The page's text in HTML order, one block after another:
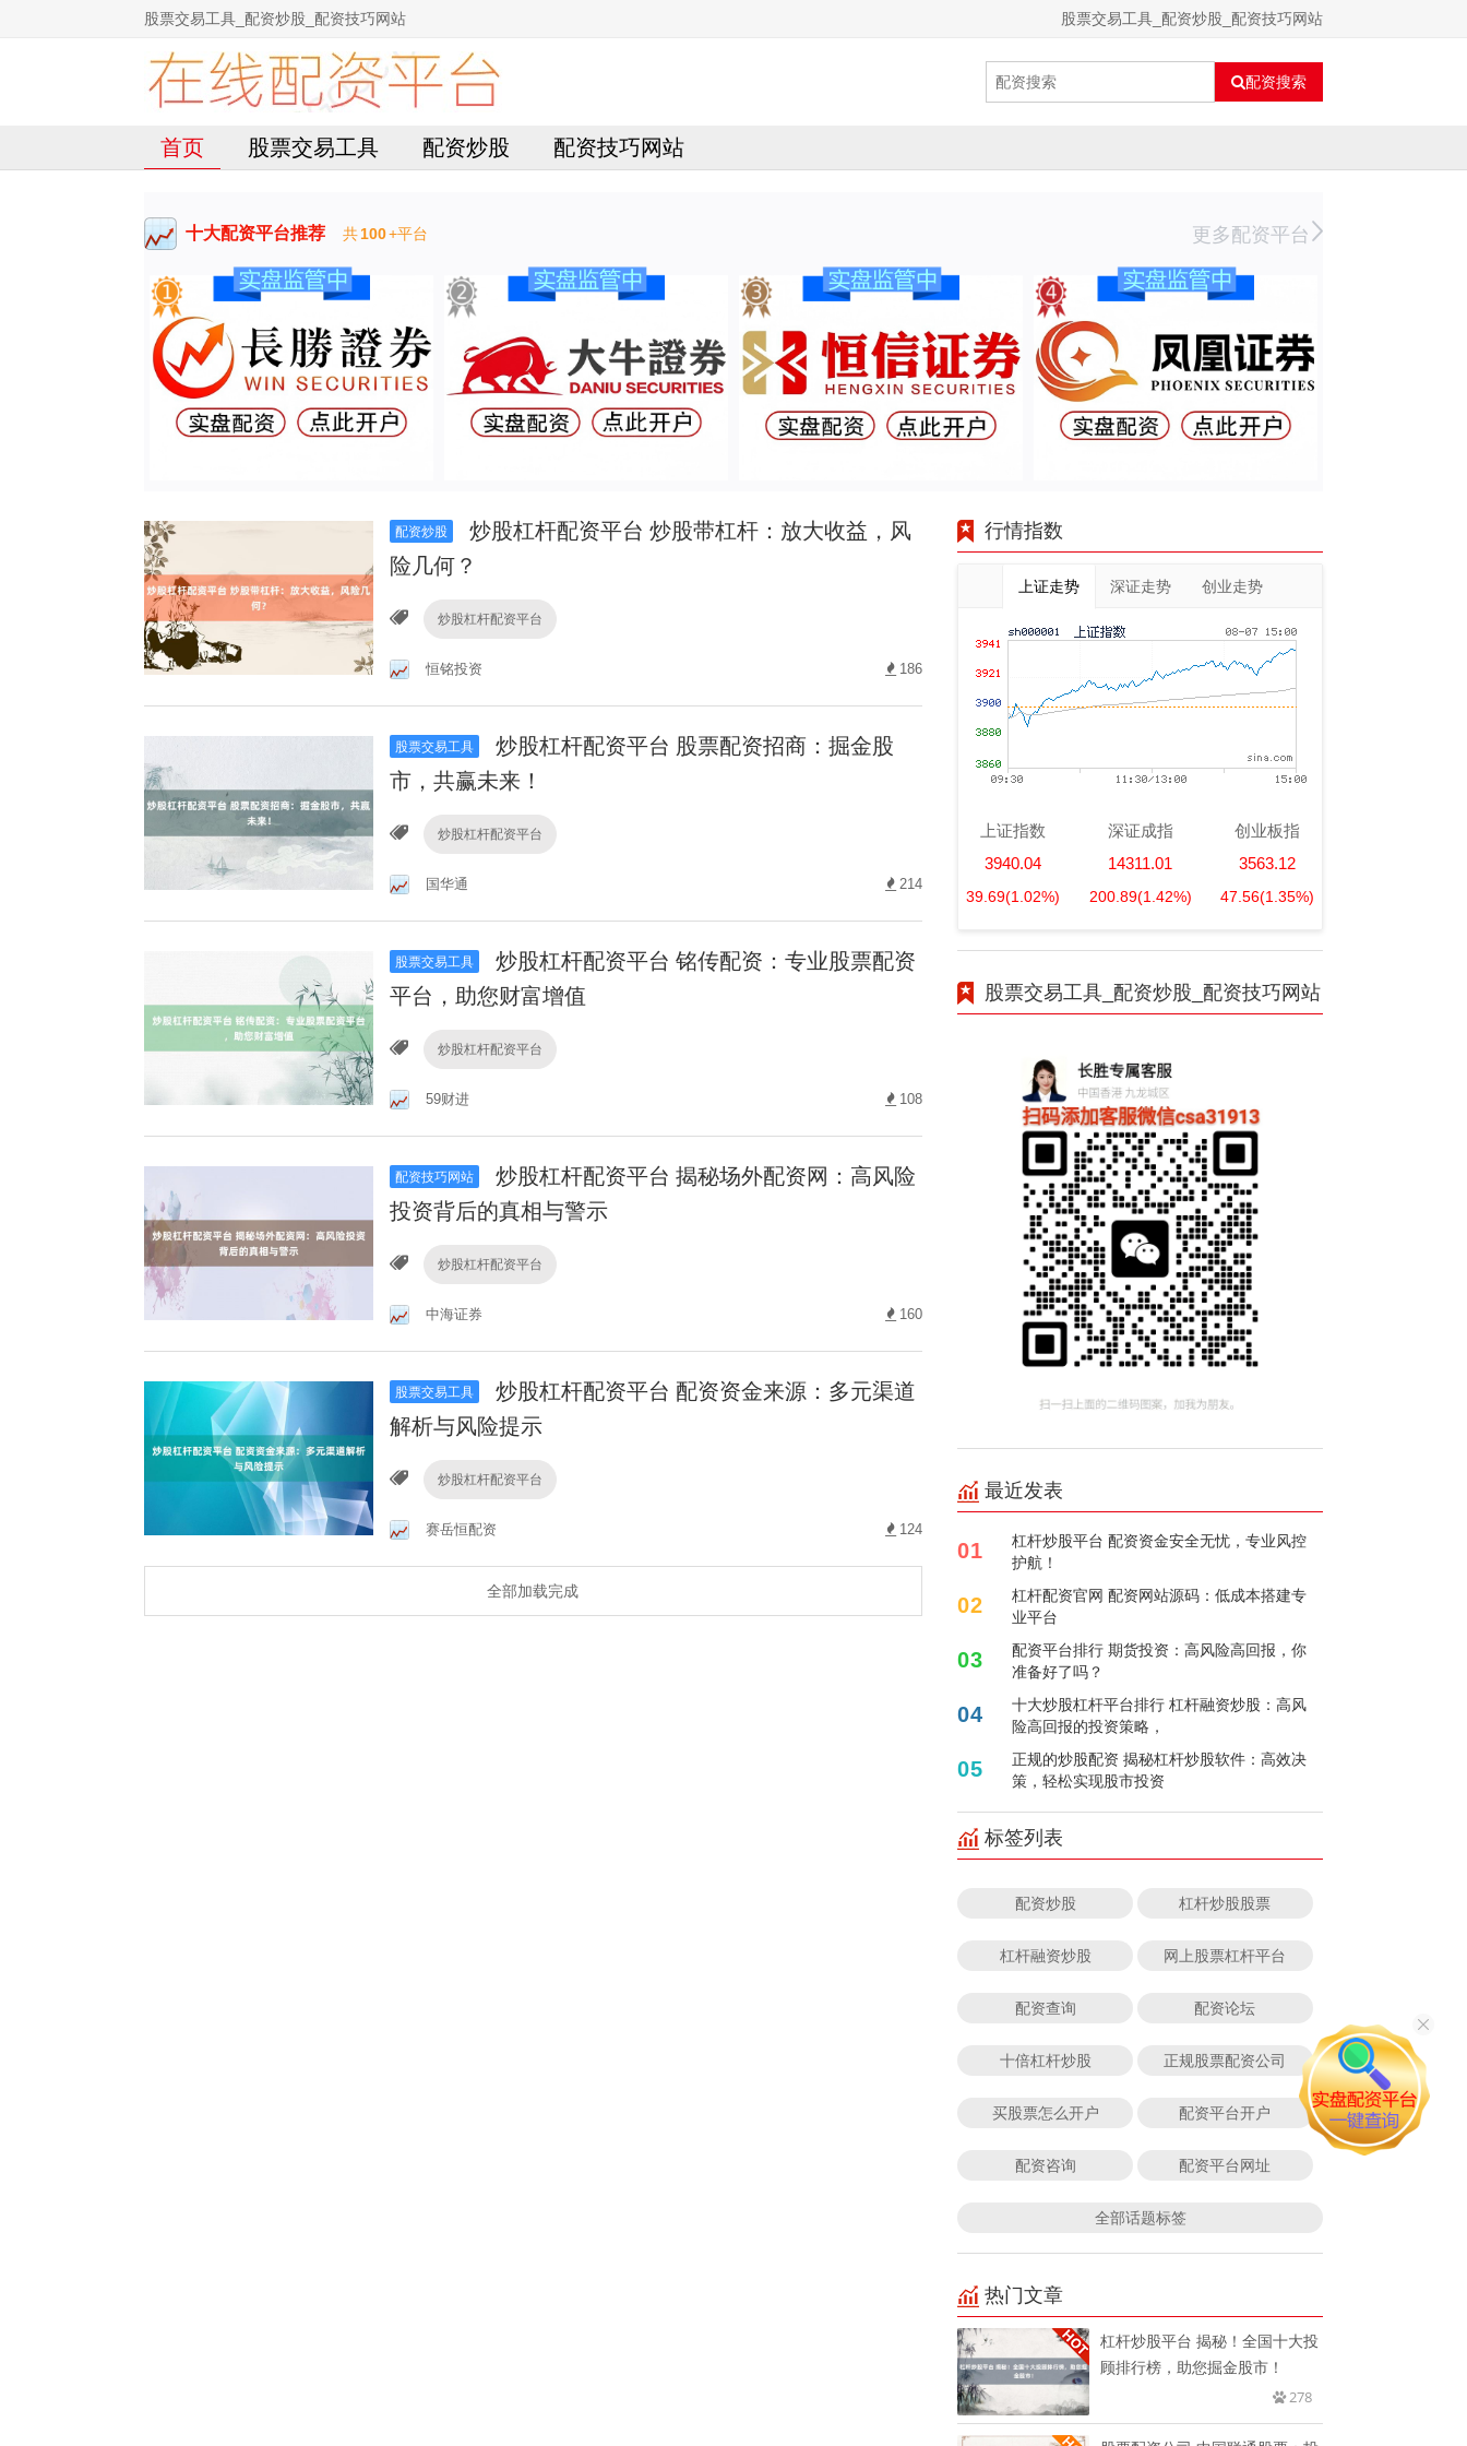
股票交易工具_配资炒股_配资技巧网站 股票交易工具_配资炒股_配资技巧网站
配资搜索
首页 股票交易工具 配资炒股 配资技巧网站
十大配资平台推荐 共100+平台 更多配资平台
配资炒股
炒股杠杆配资平台 炒股带杠杆：放大收益，风
险几何？
炒股杠杆配资平台
恒铭投资 186
股票交易工具
炒股杠杆配资平台 股票配资招商：掘金股
市，共赢未来！
炒股杠杆配资平台
国华通 214
股票交易工具
炒股杠杆配资平台 铭传配资：专业股票配资
平台，助您财富增值
炒股杠杆配资平台
59财进 108
配资技巧网站
炒股杠杆配资平台 揭秘场外配资网：高风险
投资背后的真相与警示
炒股杠杆配资平台
中海证券 160
股票交易工具
炒股杠杆配资平台 配资资金来源：多元渠道
解析与风险提示
炒股杠杆配资平台
赛岳恒配资 124
全部加载完成
行情指数
上证走势 深证走势 创业走势
上证指数
3940.04
39.69(1.02%)
深证成指
14311.01
200.89(1.42%)
创业板指
3563.12
47.56(1.35%)
股票交易工具_配资炒股_配资技巧网站
最近发表
01
杠杆炒股平台 配资资金安全无忧，专业风控
护航！
02
杠杆配资官网 配资网站源码：低成本搭建专
业平台
03
配资平台排行 期货投资：高风险高回报，你
准备好了吗？
04
十大炒股杠杆平台排行 杠杆融资炒股：高风
险高回报的投资策略，
05
正规的炒股配资 揭秘杠杆炒股软件：高效决
策，轻松实现股市投资
标签列表
配资炒股 杠杆炒股股票
杠杆融资炒股 网上股票杠杆平台
配资查询 配资论坛
十倍杠杆炒股 正规股票配资公司
买股票怎么开户 配资平台开户
配资咨询 配资平台网址
全部话题标签
热门文章
杠杆炒股平台 揭秘！全国十大投
顾排行榜，助您掘金股市！
278